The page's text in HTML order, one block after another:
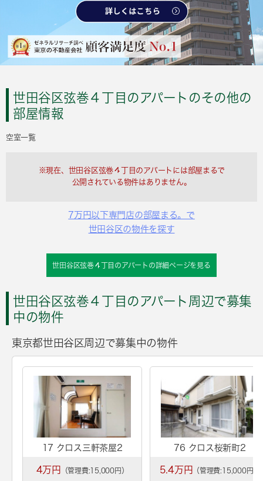
世田谷区弦巻４丁目のアパートのその他の
部屋情報
空室一覧
※現在、世田谷区弦巻４丁目のアパートには部屋まるで
公開されている物件はありません。
7万円以下専門店の部屋まる。で
世田谷区の物件を探す
世田谷区弦巻４丁目のアパートの詳細ページを見る
世田谷区弦巻４丁目のアパート周辺で募集
中の物件
東京都世田谷区周辺で募集中の物件
17 クロス三軒茶屋2
4万円 （管理費:15,000円）
76 クロス桜新町2
5.4万円 （管理費:15,000円）